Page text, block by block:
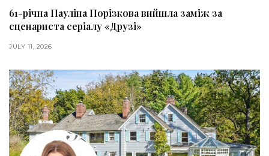
61-річна Пауліна Порізкова вийшла заміж за
сценариста серіалу «Друзі»
JULY 11, 2026